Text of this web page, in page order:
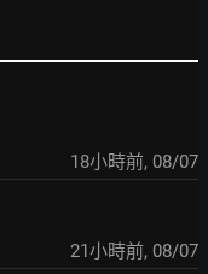
18小時前, 08/07
21小時前, 08/07